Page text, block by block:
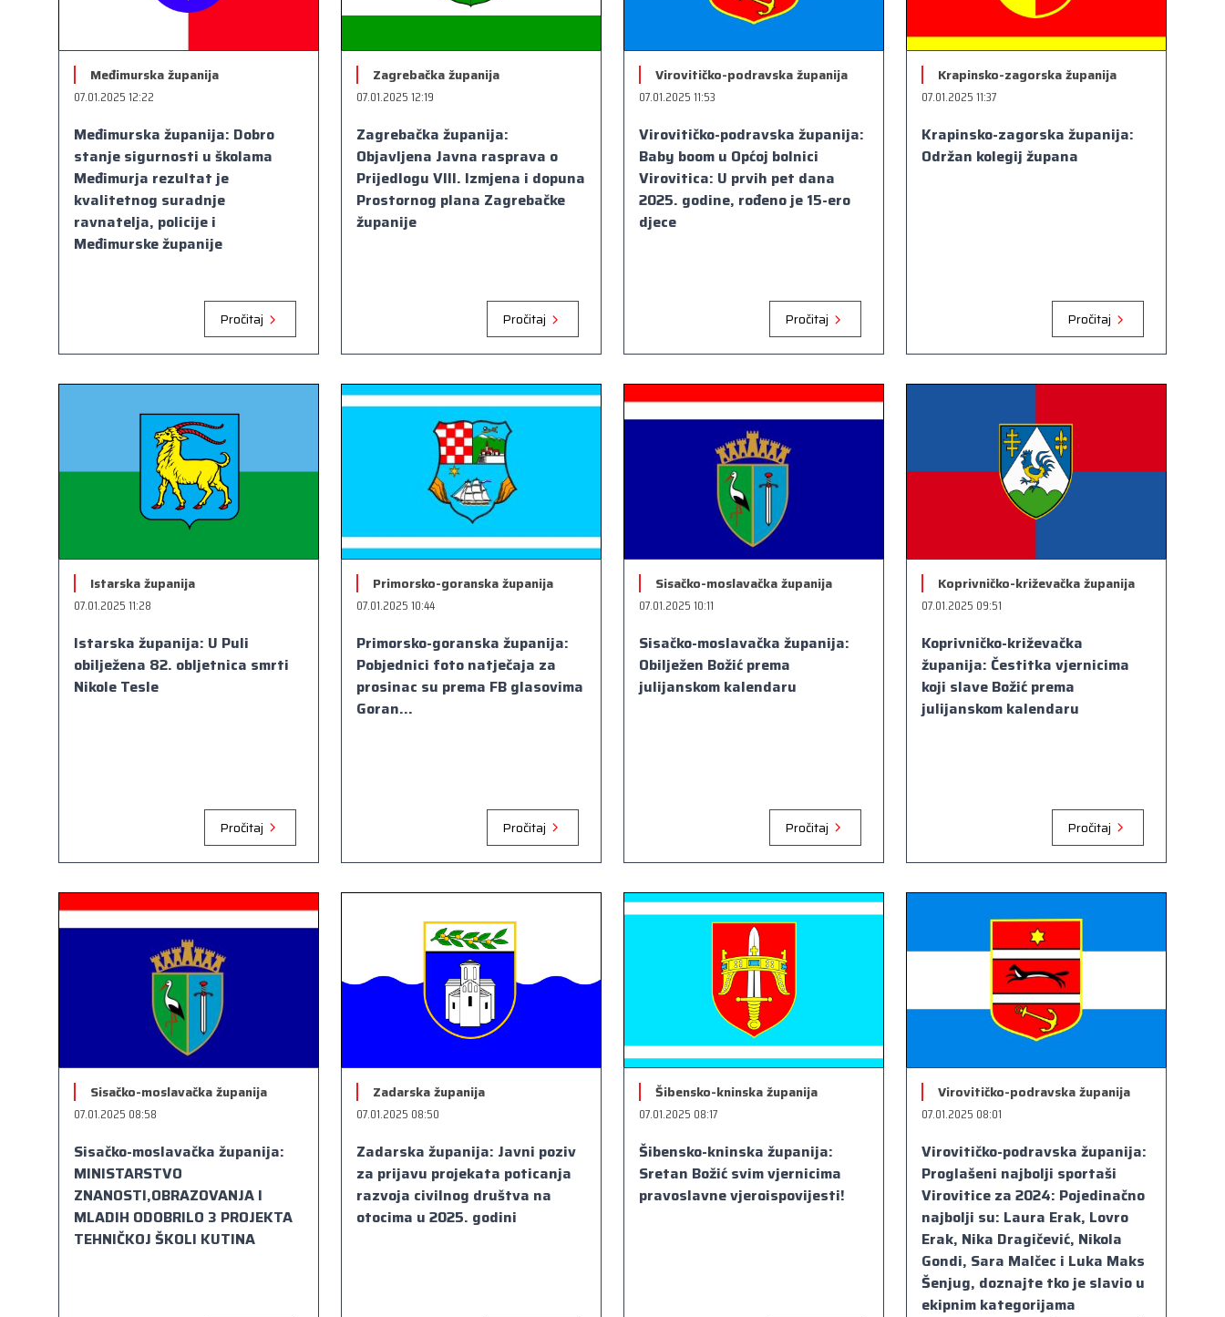
Međimurska županija
07.01.2025 12:22
Međimurska županija: Dobro
stanje sigurnosti u školama
Međimurja rezultat je
kvalitetnog suradnje
ravnatelja, policije i
Međimurske županije
Pročitaj
Zagrebačka županija
07.01.2025 12:19
Zagrebačka županija:
Objavljena Javna rasprava o
Prijedlogu VIII. Izmjena i dopuna
Prostornog plana Zagrebačke
županije
Pročitaj
Virovitičko-podravska županija
07.01.2025 11:53
Virovitičko-podravska županija:
Baby boom u Općoj bolnici
Virovitica: U prvih pet dana
2025. godine, rođeno je 15-ero
djece
Pročitaj
Krapinsko-zagorska županija
07.01.2025 11:37
Krapinsko-zagorska županija:
Održan kolegij župana
Pročitaj
Istarska županija
07.01.2025 11:28
Istarska županija: U Puli
obilježena 82. obljetnica smrti
Nikole Tesle
Pročitaj
Primorsko-goranska županija
07.01.2025 10:44
Primorsko-goranska županija:
Pobjednici foto natječaja za
prosinac su prema FB glasovima
Goran...
Pročitaj
Sisačko-moslavačka županija
07.01.2025 10:11
Sisačko-moslavačka županija:
Obilježen Božić prema
julijanskom kalendaru
Pročitaj
Koprivničko-križevačka županija
07.01.2025 09:51
Koprivničko-križevačka
županija: Čestitka vjernicima
koji slave Božić prema
julijanskom kalendaru
Pročitaj
Sisačko-moslavačka županija
07.01.2025 08:58
Sisačko-moslavačka županija:
MINISTARSTVO
ZNANOSTI,OBRAZOVANJA I
MLADIH ODOBRILO 3 PROJEKTA
TEHNIČKOJ ŠKOLI KUTINA
Zadarska županija
07.01.2025 08:50
Zadarska županija: Javni poziv
za prijavu projekata poticanja
razvoja civilnog društva na
otocima u 2025. godini
Šibensko-kninska županija
07.01.2025 08:17
Šibensko-kninska županija:
Sretan Božić svim vjernicima
pravoslavne vjeroispovijesti!
Virovitičko-podravska županija
07.01.2025 08:01
Virovitičko-podravska županija:
Proglašeni najbolji sportaši
Virovitice za 2024: Pojedinačno
najbolji su: Laura Erak, Lovro
Erak, Nika Dragičević, Nikola
Gondi, Sara Malčec i Luka Maks
Šenjug, doznajte tko je slavio u
ekipnim kategorijama